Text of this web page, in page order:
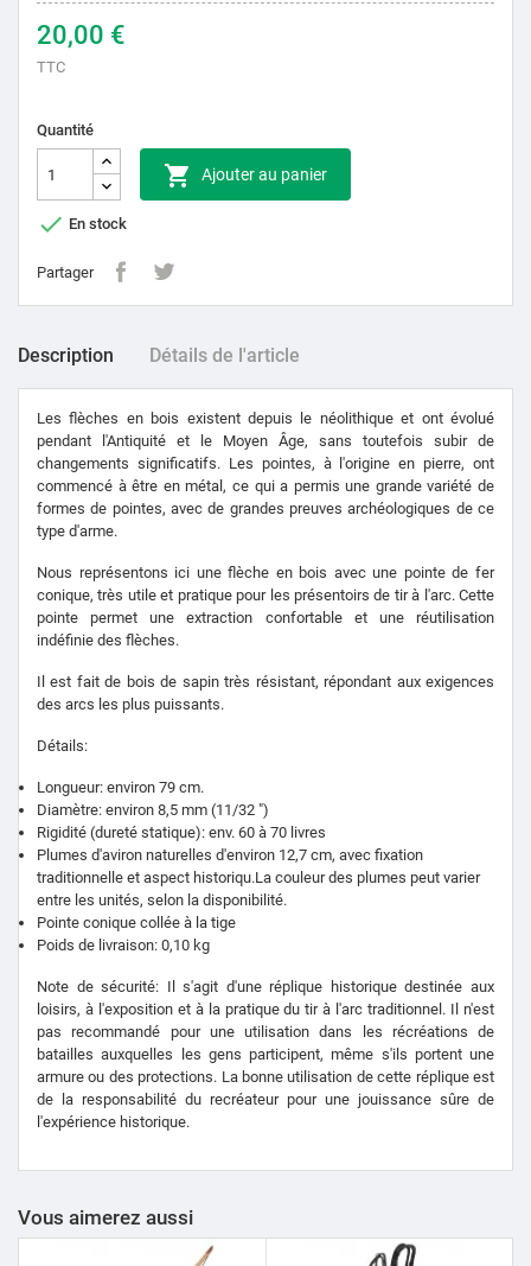
20,00 €
TTC
Quantité
 Ajouter au panier
 En stock
Partager
Description Détails de l'article
Les flèches en bois existent depuis le néolithique et ont évolué
pendant l'Antiquité et le Moyen Âge, sans toutefois subir de
changements significatifs. Les pointes, à l'origine en pierre, ont
commencé à être en métal, ce qui a permis une grande variété de
formes de pointes, avec de grandes preuves archéologiques de ce
type d'arme.
Nous représentons ici une flèche en bois avec une pointe de fer
conique, très utile et pratique pour les présentoirs de tir à l'arc. Cette
pointe permet une extraction confortable et une réutilisation
indéfinie des flèches.
Il est fait de bois de sapin très résistant, répondant aux exigences
des arcs les plus puissants.
Détails:
Longueur: environ 79 cm.
Diamètre: environ 8,5 mm (11/32 ")
Rigidité (dureté statique): env. 60 à 70 livres
Plumes d'aviron naturelles d'environ 12,7 cm, avec fixation
traditionnelle et aspect historiqu.La couleur des plumes peut varier
entre les unités, selon la disponibilité.
Pointe conique collée à la tige
Poids de livraison: 0,10 kg
Note de sécurité: Il s'agit d'une réplique historique destinée aux
loisirs, à l'exposition et à la pratique du tir à l'arc traditionnel. Il n'est
pas recommandé pour une utilisation dans les récréations de
batailles auxquelles les gens participent, même s'ils portent une
armure ou des protections. La bonne utilisation de cette réplique est
de la responsabilité du recréateur pour une jouissance sûre de
l'expérience historique.
Vous aimerez aussi